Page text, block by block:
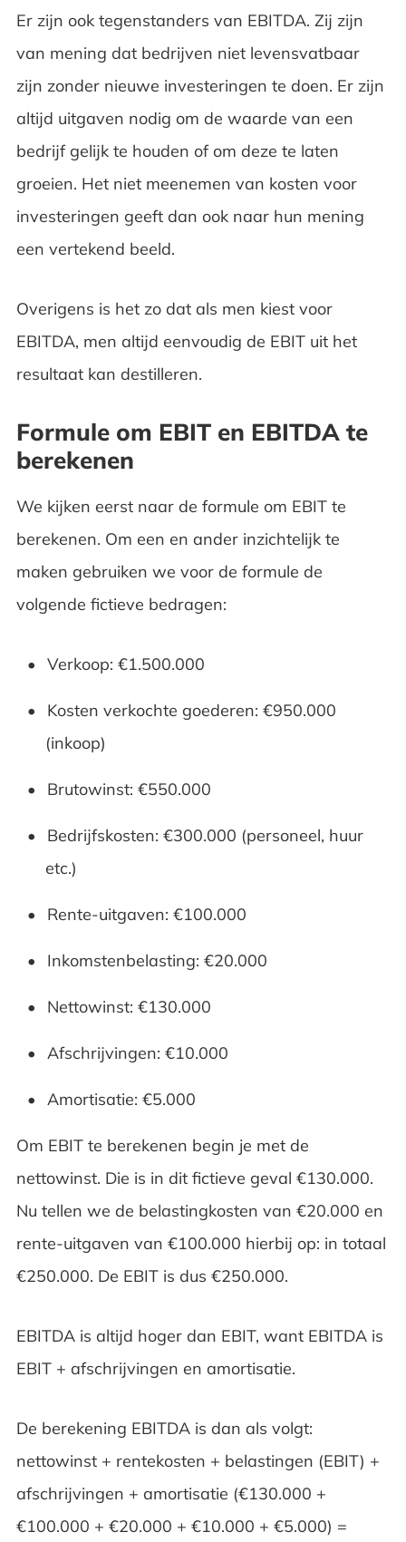
Er zijn ook tegenstanders van EBITDA. Zij zijn
van mening dat bedrijven niet levensvatbaar
zijn zonder nieuwe investeringen te doen. Er zijn
altijd uitgaven nodig om de waarde van een
bedrijf gelijk te houden of om deze te laten
groeien. Het niet meenemen van kosten voor
investeringen geeft dan ook naar hun mening
een vertekend beeld.
Overigens is het zo dat als men kiest voor
EBITDA, men altijd eenvoudig de EBIT uit het
resultaat kan destilleren.
Formule om EBIT en EBITDA te
berekenen
We kijken eerst naar de formule om EBIT te
berekenen. Om een en ander inzichtelijk te
maken gebruiken we voor de formule de
volgende fictieve bedragen:
Verkoop: €1.500.000
Kosten verkochte goederen: €950.000
(inkoop)
Brutowinst: €550.000
Bedrijfskosten: €300.000 (personeel, huur
etc.)
Rente-uitgaven: €100.000
Inkomstenbelasting: €20.000
Nettowinst: €130.000
Afschrijvingen: €10.000
Amortisatie: €5.000
Om EBIT te berekenen begin je met de
nettowinst. Die is in dit fictieve geval €130.000.
Nu tellen we de belastingkosten van €20.000 en
rente-uitgaven van €100.000 hierbij op: in totaal
€250.000. De EBIT is dus €250.000.
EBITDA is altijd hoger dan EBIT, want EBITDA is
EBIT + afschrijvingen en amortisatie.
De berekening EBITDA is dan als volgt:
nettowinst + rentekosten + belastingen (EBIT) +
afschrijvingen + amortisatie (€130.000 +
€100.000 + €20.000 + €10.000 + €5.000) =